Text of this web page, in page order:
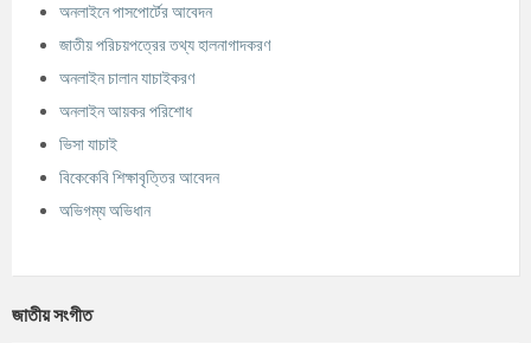
অনলাইনে পাসপোর্টের আবেদন
জাতীয় পরিচয়পত্রের তথ্য হালনাগাদকরণ
অনলাইন চালান যাচাইকরণ
অনলাইন আয়কর পরিশোধ
ভিসা যাচাই
বিকেকেবি শিক্ষাবৃত্তির আবেদন
অভিগম্য অভিধান
জাতীয় সংগীত